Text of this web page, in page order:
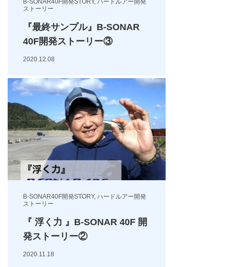
B-SONAR40F開発STORY, ハードルアー開発
ストーリー
『最終サンプル』B-SONAR
40F開発ストーリー③
2020.12.08
B-SONAR40F開発STORY, ハードルアー開発
ストーリー
『 浮く力 』B-SONAR 40F 開
発ストーリー②
2020.11.18